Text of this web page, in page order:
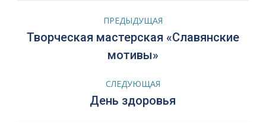
Навигация
по
ПРЕДЫДУЩАЯ
Предыдущая
запись:
Творческая мастерская «Славянские
мотивы»
СЛЕДУЮЩАЯ
Следующая
запись:
День здоровья